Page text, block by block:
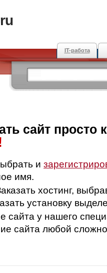
IT-работа
сайт просто
и
имя.
хостинг,
установку
сайта у нашего
сайта любой